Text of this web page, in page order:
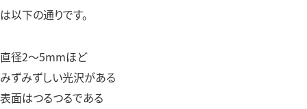
は以下の通りです。
直径2〜5mmほど
みずみずしい光沢がある
表面はつるつるである